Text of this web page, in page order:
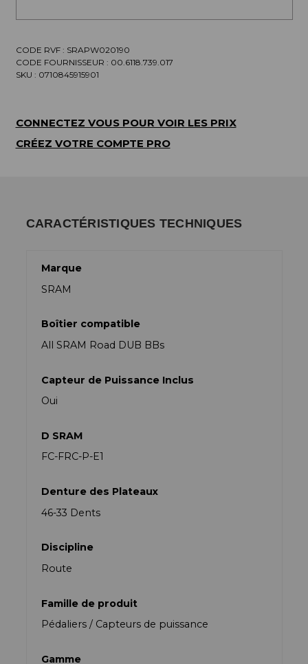
CODE RVF : SRAPW020190
CODE FOURNISSEUR : 00.6118.739.017
SKU : 0710845915901
CONNECTEZ VOUS POUR VOIR LES PRIX
CRÉEZ VOTRE COMPTE PRO
CARACTÉRISTIQUES TECHNIQUES
Marque
SRAM
Boîtier compatible
All SRAM Road DUB BBs
Capteur de Puissance Inclus
Oui
D SRAM
FC-FRC-P-E1
Denture des Plateaux
46-33 Dents
Discipline
Route
Famille de produit
Pédaliers / Capteurs de puissance
Gamme